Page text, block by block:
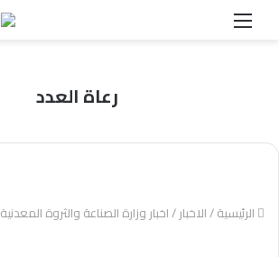
القائمة
رعاة العدد
الرئيسية/الاخبار/اخبار وزارة الصناعة والثروة المعدنية